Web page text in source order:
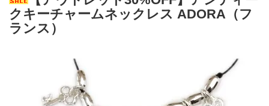
クキーチャームネックレス ADORA（フ
ランス）